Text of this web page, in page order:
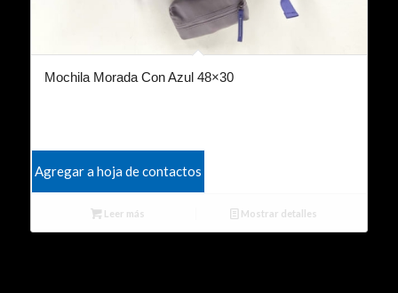
Mochila Morada Con Azul 48×30
Agregar a hoja de contactos
Leer más Mostrar detalles